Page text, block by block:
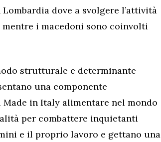
dove a svolgere l’attività
i macedoni sono coinvolti
strutturale e determinante
una componente
in Italy alimentare nel mondo
per combattere inquietanti
e il proprio lavoro e gettano una